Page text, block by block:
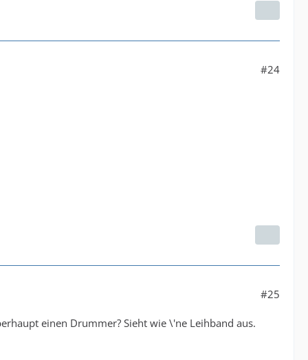
#24
#25
einen Drummer? Sieht wie \'ne Leihband aus.